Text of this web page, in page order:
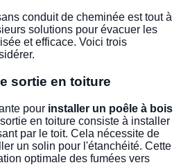
conduit de cheminée est tout à
solutions pour évacuer les
et efficace. Voici trois
sortie en toiture
pour installer un poêle à bois
en toiture consiste à installer
par le toit. Cela nécessite de
un solin pour l'étanchéité. Cette
optimale des fumées vers